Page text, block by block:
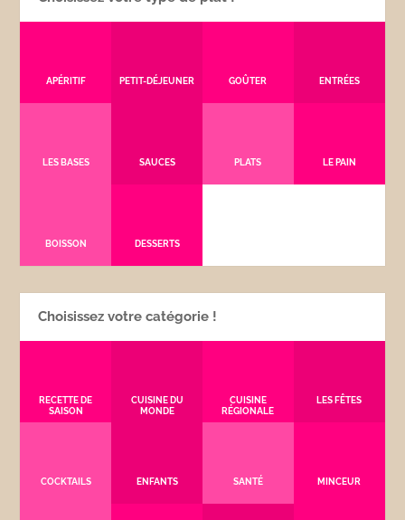
APÉRITIF PETIT-DÉJEUNER GOÛTER ENTRÉES
LES BASES SAUCES PLATS LE PAIN
BOISSON DESSERTS
Choisissez votre catégorie !
RECETTE DE
SAISON
CUISINE DU
MONDE
CUISINE
RÉGIONALE
LES FÊTES
COCKTAILS ENFANTS SANTÉ MINCEUR